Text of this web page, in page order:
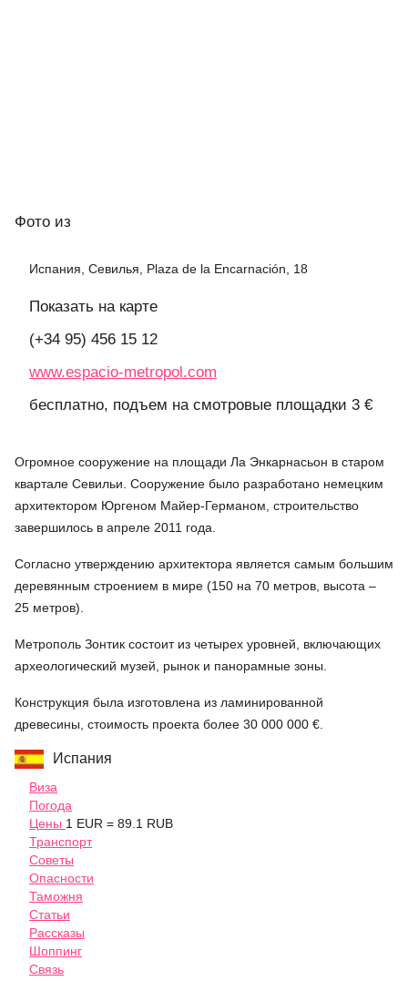
Фото из
Испания, Севилья, Plaza de la Encarnación, 18
Показать на карте
(+34 95) 456 15 12
www.espacio-metropol.com
бесплатно, подъем на смотровые площадки 3 €
Огромное сооружение на площади Ла Энкарнасьон в старом
квартале Севильи. Сооружение было разработано немецким
архитектором Юргеном Майер-Германом, строительство
завершилось в апреле 2011 года.
Согласно утверждению архитектора является самым большим
деревянным строением в мире (150 на 70 метров, высота –
25 метров).
Метрополь Зонтик состоит из четырех уровней, включающих
археологический музей, рынок и панорамные зоны.
Конструкция была изготовлена из ламинированной
древесины, стоимость проекта более 30 000 000 €.
Испания
Виза
Погода
Цены 1 EUR = 89.1 RUB
Транспорт
Советы
Опасности
Таможня
Статьи
Рассказы
Шоппинг
Связь